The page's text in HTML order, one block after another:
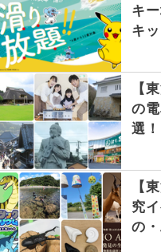
キ
キ
【
の
選
【
究
の